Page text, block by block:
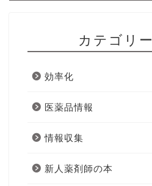
カテゴリー
効率化
医薬品情報
情報収集
新人薬剤師の本